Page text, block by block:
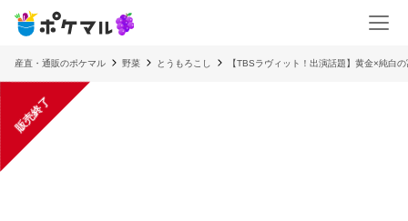
産直・通販のポケマル 野菜 とうもろこし 【TBSラヴィット！出演話題】黄金×純白
販売終了